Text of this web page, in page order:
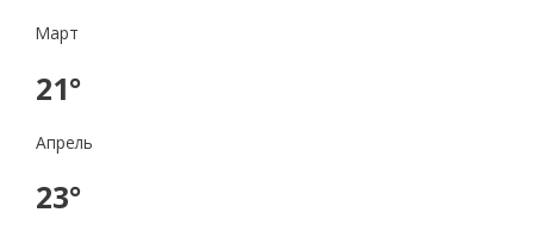
Март
21°
Апрель
23°